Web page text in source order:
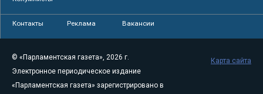
Контакты Реклама Вакансии
© «Парламентская газета», 2026 г.
Электронное периодическое издание
«Парламентская газета» зарегистрировано в
Карта сайта